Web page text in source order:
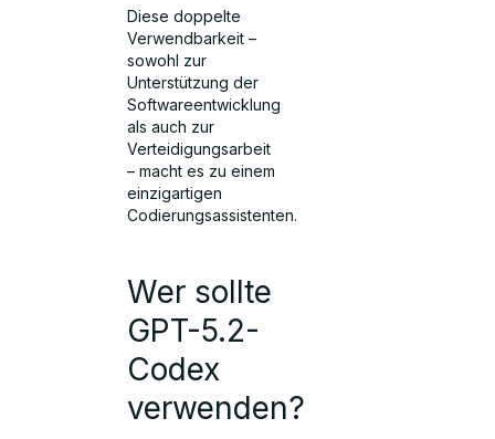
Diese doppelte
Verwendbarkeit –
sowohl zur
Unterstützung der
Softwareentwicklung
als auch zur
Verteidigungsarbeit
– macht es zu einem
einzigartigen
Codierungsassistenten.
Wer sollte
GPT-5.2-
Codex
verwenden?